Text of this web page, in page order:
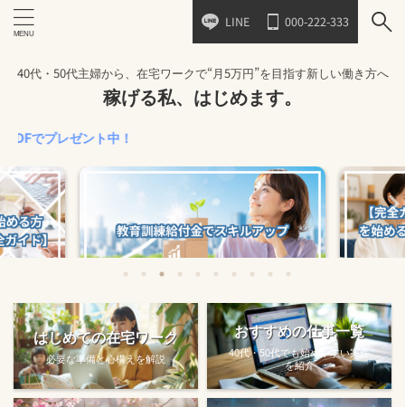
LINE 000-222-333
40代・50代主婦から、在宅ワークで“月5万円”を目指す新しい働き方へ
稼げる私、はじめます。
ゼント中！
る方法
教育訓練給付金で賢くスキルアップする
方法【主婦でも使え...
【完全ガ
はじめての在宅ワーク
必要な準備と心構えを解説
おすすめの仕事一覧
40代・50代でも始めやすい案件
を紹介